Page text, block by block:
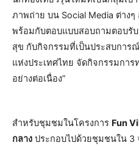
ภาพถ่าย บน Social Media ต่าง
พร้อมกับตอบแบบสอบถามตอบรั
สุข กับกิจกรรมที่เป็นประสบการ
แห่งประเทศไทย จัดกิจกรรมกา
อย่างต่อเนื่อง”
สำหรับชุมชมในโครงการ Fun
กลาง ประกอบไปด้วยชุมชนใน 3